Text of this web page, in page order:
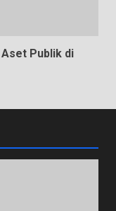
Publik di